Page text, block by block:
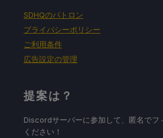
SDHQのパトロン
プライバシーポリシー
ご利用条件
広告設定の管理
提案は？
Discordサーバーに参加して、匿名でフ
ください！